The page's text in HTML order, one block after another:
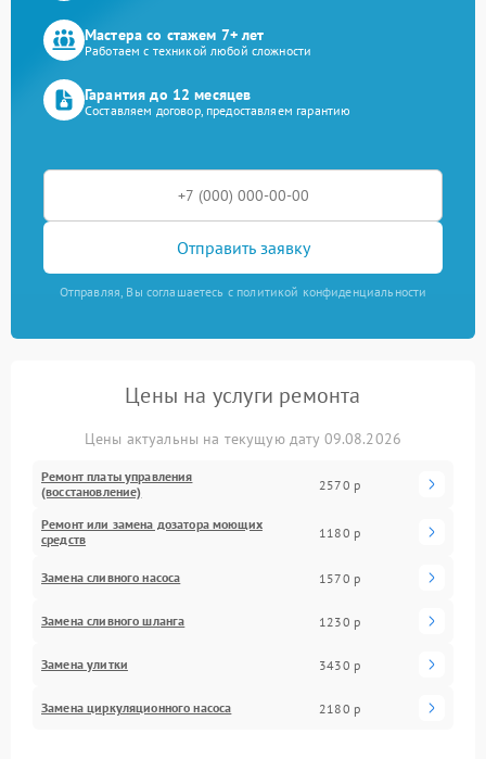
Мастера со стажем 7+ лет
Работаем с техникой любой сложности
Гарантия до 12 месяцев
Составляем договор, предоставляем гарантию
Отправить заявку
Отправляя, Вы соглашаетесь с политикой конфиденциальности
Цены на услуги ремонта
Цены актуальны на текущую дату 09.08.2026
Ремонт платы управления
(восстановление)
2570 р
Ремонт или замена дозатора моющих
средств
1180 р
Замена сливного насоса 1570 р
Замена сливного шланга 1230 р
Замена улитки 3430 р
Замена циркуляционного насоса 2180 р